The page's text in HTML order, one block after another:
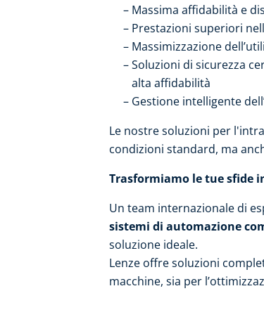
Massima affidabilità e
Prestazioni superiori
Massimizzazione
Soluzioni di sicurezza
alta affidabilità
Gestione intelligente
Le nostre soluzioni per
condizioni standard, ma
Trasformiamo le tue sfide
Un team internazionale di
sistemi di automazione
soluzione ideale.
Lenze offre soluzioni
macchine, sia per